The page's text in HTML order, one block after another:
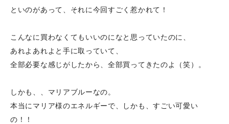
といのがあって、それに今回すごく惹かれて！
こんなに買わなくてもいいのになと思っていたのに、
あれよあれよと手に取っていて、
全部必要な感じがしたから、全部買ってきたのよ（笑）。
しかも、、マリアブルーなの。
本当にマリア様のエネルギーで、しかも、すごい可愛い
の！！